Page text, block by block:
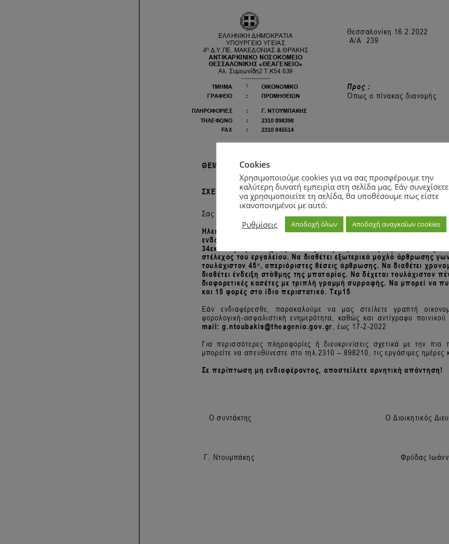
Cookies
Χρησιμοποιούμε cookies για να σας προσφέρουμε την
καλύτερη δυνατή εμπειρία στη σελίδα μας. Εάν συνεχίσετε
να χρησιμοποιείτε τη σελίδα, θα υποθέσουμε πως είστε
ικανοποιημένοι με αυτό.
Ρυθμίσεις
Αποδοχή όλων Αποδοχή αναγκαίων cookies